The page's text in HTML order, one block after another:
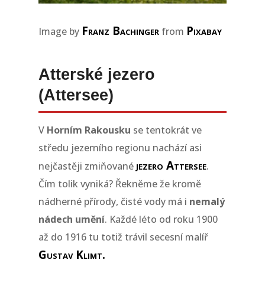
Image by Franz Bachingerfrom Pixabay
Atterské jezero
(Attersee)
V Horním Rakousku se tentokrát ve
středu jezerního regionu nachází asi
nejčastěji zmiňovanéjezero Attersee.
Čím tolik vyniká? Řekněme že kromě
nádherné přírody, čisté vody má i nemalý
nádech umění. Každé léto od roku 1900
až do 1916 tu totiž trávil secesní malíř
Gustav Klimt.